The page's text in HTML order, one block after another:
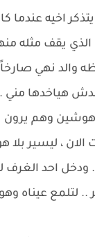
اخيه عندما
يقف مثله
والد نهي
هياخدها مني
وهم يرون
، ليسير بلا
ودخل احد الغرف
عيناه وهو